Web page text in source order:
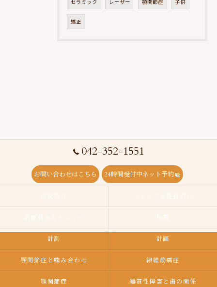
セラミック レーザー 顎関節症 子供
矯正
042-352-1551
お問い合わせはこちら 24時間受付中ネット予約
計測 計画
顎関節症と噛み合わせ 線維筋痛症
顎関節症 器質性障害と歯の関係